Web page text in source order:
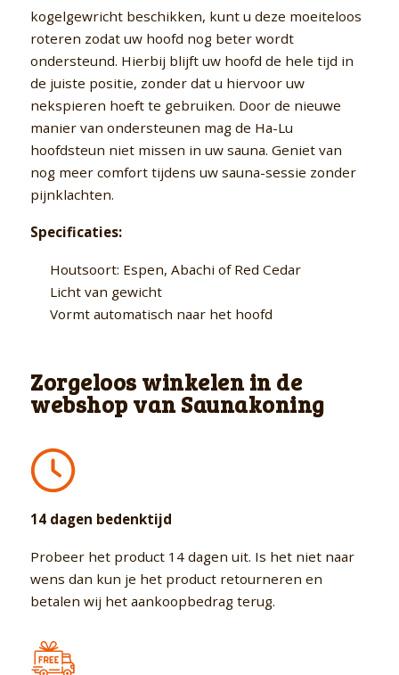
kogelgewricht beschikken, kunt u deze moeiteloos
roteren zodat uw hoofd nog beter wordt
ondersteund. Hierbij blijft uw hoofd de hele tijd in
de juiste positie, zonder dat u hiervoor uw
nekspieren hoeft te gebruiken. Door de nieuwe
manier van ondersteunen mag de Ha-Lu
hoofdsteun niet missen in uw sauna. Geniet van
nog meer comfort tijdens uw sauna-sessie zonder
pijnklachten.
Specificaties:
Houtsoort: Espen, Abachi of Red Cedar
Licht van gewicht
Vormt automatisch naar het hoofd
Zorgeloos winkelen in de
webshop van Saunakoning
14 dagen bedenktijd
Probeer het product 14 dagen uit. Is het niet naar
wens dan kun je het product retourneren en
betalen wij het aankoopbedrag terug.